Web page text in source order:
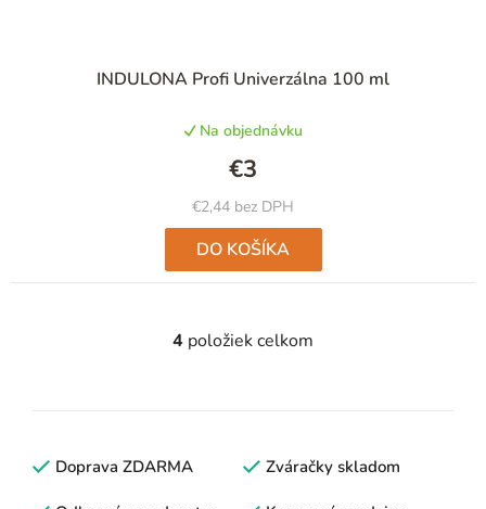
INDULONA Profi Univerzálna 100 ml
hodnotenie
je
5,0
z
5
hviezdičiek.
Na objednávku
€2,44 bez DPH
€3
DO KOŠÍKA
O
l
a
4 položiek celkom
Doprava ZDARMA Zváračky skladom